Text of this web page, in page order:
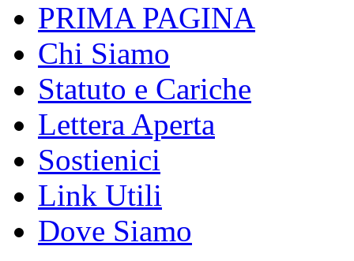
PRIMA PAGINA
Chi Siamo
Statuto e Cariche
Lettera Aperta
Sostienici
Link Utili
Dove Siamo